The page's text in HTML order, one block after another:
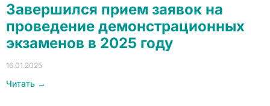
Завершился прием заявок на
проведение демонстрационных
экзаменов в 2025 году
16.01.2025
Читать →